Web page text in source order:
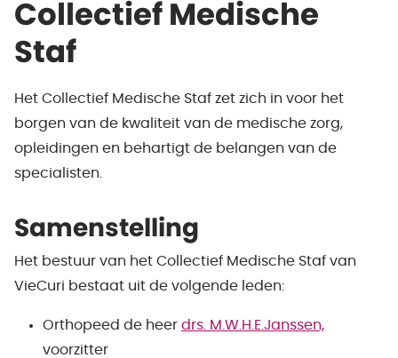
Collectief Medische
Staf
Het Collectief Medische Staf zet zich in voor het
borgen van de kwaliteit van de medische zorg,
opleidingen en behartigt de belangen van de
specialisten.
Samenstelling
Het bestuur van het Collectief Medische Staf van
VieCuri bestaat uit de volgende leden:
Orthopeed de heer drs. M.W.H.E.Janssen,
voorzitter